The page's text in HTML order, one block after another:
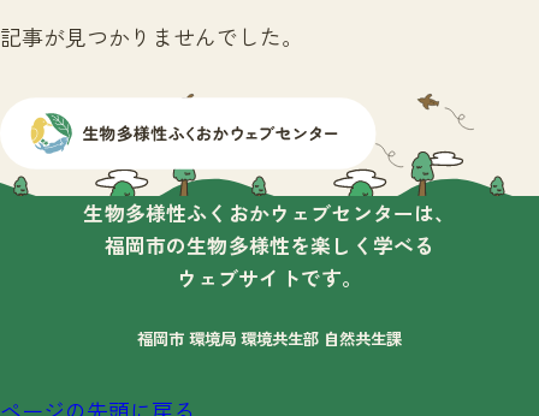
記事が見つかりませんでした。
生物多様性ふくおかウェブセンターは、
福岡市の生物多様性を楽しく学べる
ウェブサイトです。
福岡市 環境局 環境共生部 自然共生課